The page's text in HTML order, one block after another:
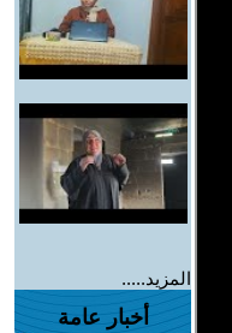
المزيد.....
أخبار عامة